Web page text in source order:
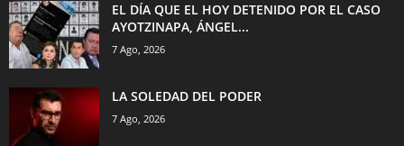
EL DÍA QUE EL HOY DETENIDO POR EL CASO
AYOTZINAPA, ÁNGEL...
7 Ago, 2026
LA SOLEDAD DEL PODER
7 Ago, 2026